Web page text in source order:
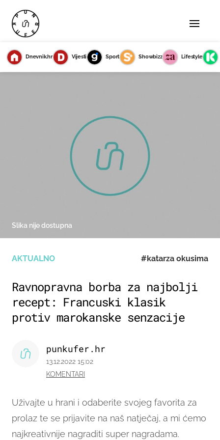
Dnevnik.hr Vijesti Sport Showbizz Lifestyle
AKTUALNO #katarza okusima
Ravnopravna borba za najbolji
recept: Francuski klasik
protiv marokanske senzacije
Uživajte u hrani i odaberite svojeg favorita za
prolaz te se prijavite na naš natječaj, a mi ćemo
najkreativnije nagraditi super nagradama.
punkufer.hr
13.12.2022 15:02
KOMENTARI
Slika nije dostupna